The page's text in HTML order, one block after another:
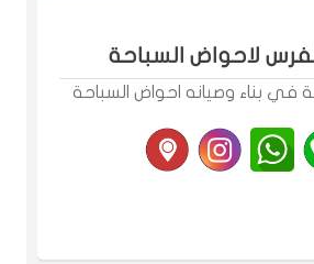
لاحواض السباحة
بناء وصيانه احواض السباحة